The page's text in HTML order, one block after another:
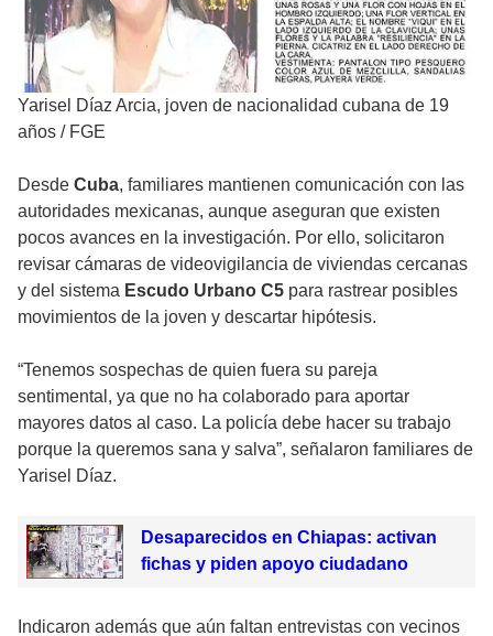
Yarisel Díaz Arcia, joven de nacionalidad cubana de 19
años / FGE
Desde Cuba, familiares mantienen comunicación con las
autoridades mexicanas, aunque aseguran que existen
pocos avances en la investigación. Por ello, solicitaron
revisar cámaras de videovigilancia de viviendas cercanas
y del sistema Escudo Urbano C5 para rastrear posibles
movimientos de la joven y descartar hipótesis.
“Tenemos sospechas de quien fuera su pareja
sentimental, ya que no ha colaborado para aportar
mayores datos al caso. La policía debe hacer su trabajo
porque la queremos sana y salva”, señalaron familiares de
Yarisel Díaz.
Desaparecidos en Chiapas: activan
fichas y piden apoyo ciudadano
Indicaron además que aún faltan entrevistas con vecinos